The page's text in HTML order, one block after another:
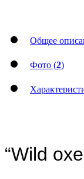
Общее
Фото (2)
“Wild